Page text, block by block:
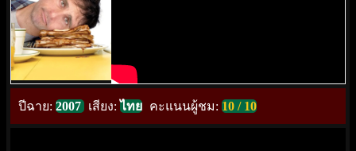
ปีฉาย: 2007 เสียง:ไทย คะแนนผู้ชม: 10 / 10